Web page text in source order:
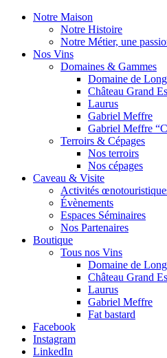
Notre Maison
Notre Histoire
Notre Métier, une
Nos Vins
Domaines & Gammes
Domaine de
Château Grand
Laurus
Gabriel Meffre
Gabriel Meffre
Terroirs & Cépages
Nos terroirs
Nos cépages
Caveau & Visite
Activités
Évènements
Espaces Séminaires
Nos Partenaires
Boutique
Tous nos Vins
Domaine de
Château Grand
Laurus
Gabriel Meffre
Fat bastard
Facebook
Instagram
LinkedIn